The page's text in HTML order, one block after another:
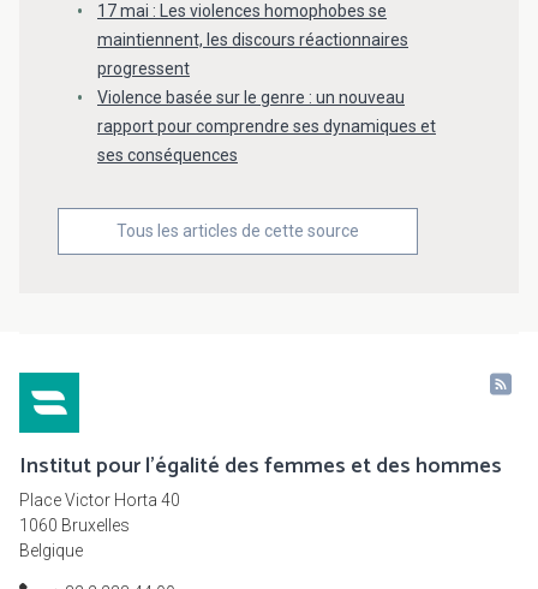
17 mai : Les violences homophobes se
maintiennent, les discours réactionnaires
progressent
Violence basée sur le genre : un nouveau
rapport pour comprendre ses dynamiques et
ses conséquences
Tous les articles de cette source
Institut pour l'égalité des femmes et des hommes
Place Victor Horta 40
1060 Bruxelles
Belgique